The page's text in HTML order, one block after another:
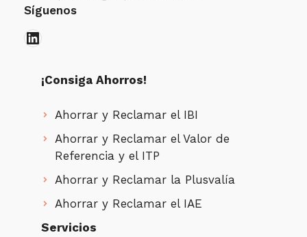
Síguenos
LinkedIn
¡Consiga Ahorros!
Ahorrar y Reclamar el IBI
Ahorrar y Reclamar el Valor de
Referencia y el ITP
Ahorrar y Reclamar la Plusvalía
Ahorrar y Reclamar el IAE
Servicios